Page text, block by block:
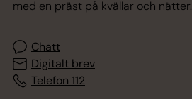
med en präst på kvällar och nätter.
Chatt
Digitalt brev
Telefon 112